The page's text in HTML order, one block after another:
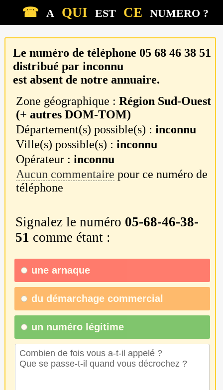
☎ A QUI EST CE NUMERO ?
Le numéro de téléphone 05 68 46 38 51
distribué par inconnu
est absent de notre annuaire.
Zone géographique :Région Sud-Ouest
(+ autres DOM-TOM)
Département(s) possible(s) :inconnu
Ville(s) possible(s) :inconnu
Opérateur :inconnu
Aucun commentaire pour ce numéro de
téléphone
Signalez le numéro 05-68-46-38-
51 comme étant :
une arnaque
du démarchage commercial
un numéro légitime